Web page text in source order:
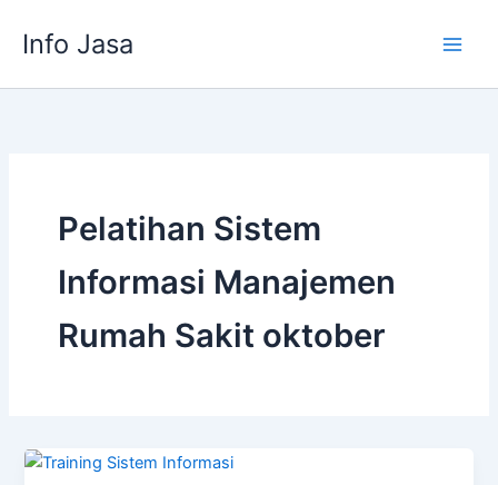
Info Jasa
Pelatihan Sistem
Informasi Manajemen
Rumah Sakit oktober